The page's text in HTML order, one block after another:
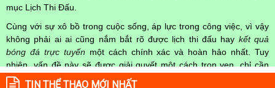
mục Lịch Thi Đấu.
Cùng với sự xô bồ trong cuộc sống, áp lực trong công việc, vì vậy
không phải ai ai cũng nắm bắt rõ được lịch thi đấu hay kết quả
bóng đá trực tuyến một cách chính xác và hoàn hảo nhất. Tuy
nhiên, vấn đề này sẽ được giải quyết một cách trọn vẹn, chỉ cần
truy cập vào chuyên mục
Lịch Thi Đấu
TIN THỂ THAO MỚI NHẤT